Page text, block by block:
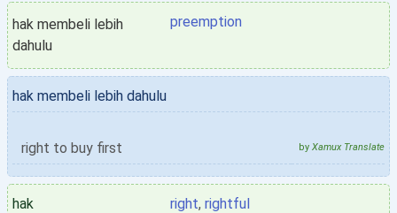
hak membeli lebih
dahulu
preemption
hak membeli lebih dahulu
right to buy first by Xamux Translate
hak right, rightful